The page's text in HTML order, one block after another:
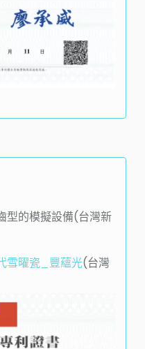
型的模擬設備(台灣新
雪曜瓷_豐蘊光(台灣